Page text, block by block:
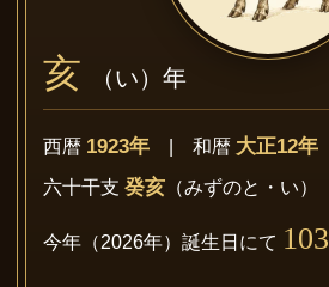
亥 （い）年
西暦 1923年 | 和暦 大正12年
六十干支 癸亥 （みずのと・い）
今年（2026年）誕生日にて 103